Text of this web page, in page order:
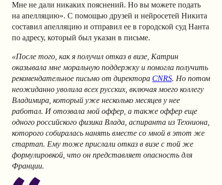
Мне не дали никаких пояснений. Но вы можете подать
на апелляцию». С помощью друзей и нейросетей Никита
составил апелляцию и отправил ее в городской суд Нанта
по адресу, который был указан в письме.
«После того, как я получил отказ в визе, Катрин
оказывала мне моральную поддержку и помогла получить
рекомендательное письмо от директора CNRS. Но потом
неожиданно уволила всех русских, включая моего коллегу
Владимира, который уже несколько месяцев у нее
работал. И отозвала мой оффер, а также оффер еще
одного российского физика Влада, аспиранта из Техниона,
которого собиралась нанять вместе со мной в этот же
стартап. Ему тоже прислали отказ в визе с той же
формулировкой, что он представляет опасность для
Франции.